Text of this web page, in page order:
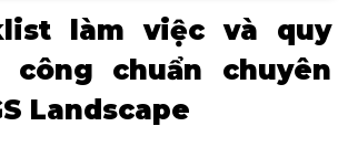
làm việc và quy
chuẩn chuyên
Landscape